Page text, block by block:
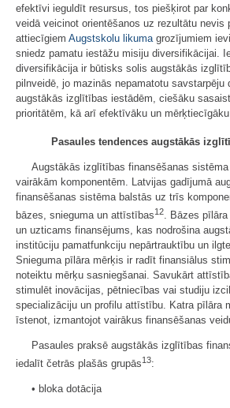
efektīvi ieguldīt resursus, tos piešķirot par
veidā veicinot orientēšanos uz rezultātu nevis
attiecīgiem Augstskolu likuma grozījumiem
sniedz pamatu iestāžu misiju diversifikācijai.
diversifikācija ir būtisks solis augstākās
pilnveidē, jo mazinās nepamatotu savstarpēju
augstākās izglītības iestādēm, ciešāku
prioritātēm, kā arī efektīvāku un
Pasaules tendences augstākās
Augstākās izglītības finansēšanas
vairākām komponentēm. Latvijas gadījumā
finansēšanas sistēma balstās uz trīs
bāzes, snieguma un attīstības12. Bāzes
un uzticams finansējums, kas nodrošina
institūciju pamatfunkciju nepārtrauktību un
Snieguma pīlāra mērķis ir radīt finansiālus
noteiktu mērķu sasniegšanai. Savukārt
stimulēt inovācijas, pētniecības vai studiju
specializāciju un profilu attīstību. Katra pīlāra
īstenot, izmantojot vairākus finansēšanas
Pasaules praksē augstākās izglītības
iedalīt četrās plašās grupās13:
• bloka dotācija